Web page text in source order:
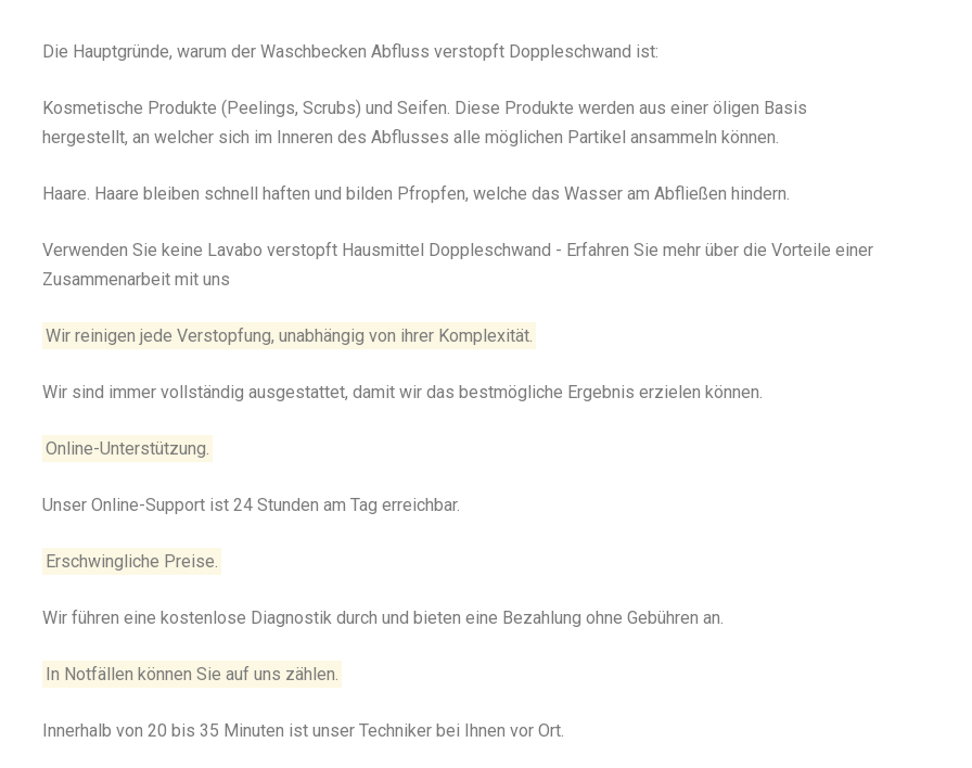
Die Hauptgründe, warum der Waschbecken Abfluss verstopft Doppleschwand ist:
Kosmetische Produkte (Peelings, Scrubs) und Seifen. Diese Produkte werden aus einer öligen Basis
hergestellt, an welcher sich im Inneren des Abflusses alle möglichen Partikel ansammeln können.
Haare. Haare bleiben schnell haften und bilden Pfropfen, welche das Wasser am Abfließen hindern.
Verwenden Sie keine Lavabo verstopft Hausmittel Doppleschwand - Erfahren Sie mehr über die Vorteile einer
Zusammenarbeit mit uns
Wir reinigen jede Verstopfung, unabhängig von ihrer Komplexität.
Wir sind immer vollständig ausgestattet, damit wir das bestmögliche Ergebnis erzielen können.
Online-Unterstützung.
Unser Online-Support ist 24 Stunden am Tag erreichbar.
Erschwingliche Preise.
Wir führen eine kostenlose Diagnostik durch und bieten eine Bezahlung ohne Gebühren an.
In Notfällen können Sie auf uns zählen.
Innerhalb von 20 bis 35 Minuten ist unser Techniker bei Ihnen vor Ort.